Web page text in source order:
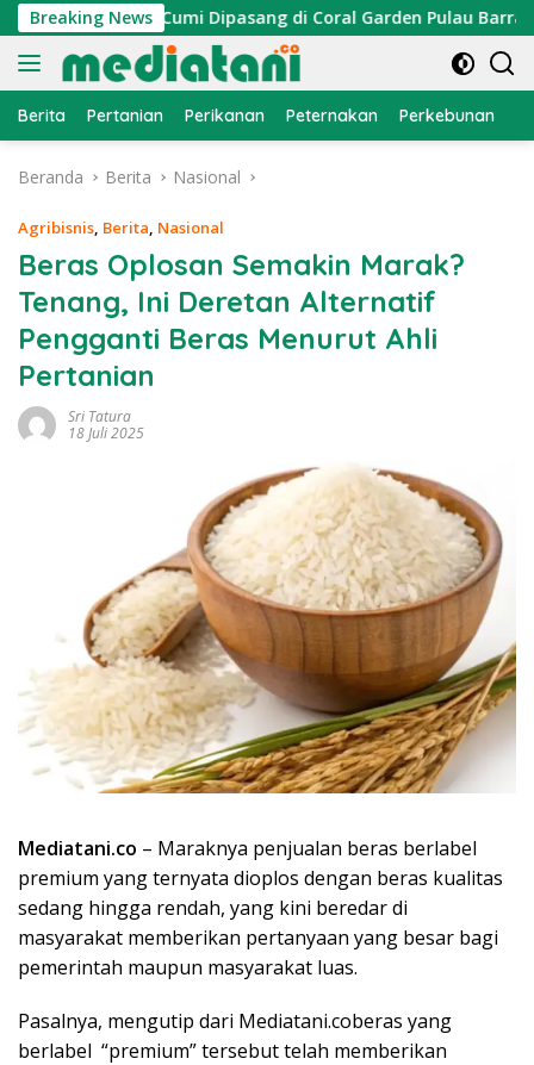
Langsung
ke
konten
Breaking News
Cumi Dipasang di Coral Garden Pulau Barrang Caddi
Berita Pertanian Perikanan Peternakan Perkebunan
Beranda Berita Nasional
Agribisnis, Berita, Nasional
Beras Oplosan Semakin Marak?
Tenang, Ini Deretan Alternatif
Pengganti Beras Menurut Ahli
Pertanian
Sri Tatura
18 Juli 2025
Mediatani.co – Maraknya penjualan beras berlabel
premium yang ternyata dioplos dengan beras kualitas
sedang hingga rendah, yang kini beredar di
masyarakat memberikan pertanyaan yang besar bagi
pemerintah maupun masyarakat luas.
Pasalnya, mengutip dari Mediatani.coberas yang
berlabel “premium” tersebut telah memberikan